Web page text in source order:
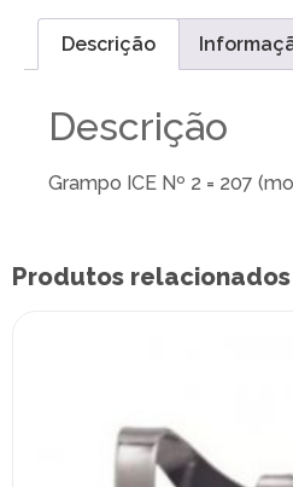
Descrição
Descrição
Grampo ICE Nº 2 = 207
Produtos relacionados